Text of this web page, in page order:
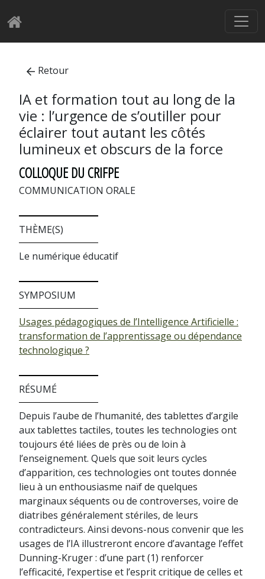
Retour
IA et formation tout au long de la
vie : l’urgence de s’outiller pour
éclairer tout autant les côtés
lumineux et obscurs de la force
COLLOQUE DU CRIFPE
COMMUNICATION ORALE
THÈME(S)
Le numérique éducatif
SYMPOSIUM
Usages pédagogiques de l’Intelligence Artificielle :
transformation de l’apprentissage ou dépendance
technologique ?
RÉSUMÉ
Depuis l’aube de l’humanité, des tablettes d’argile
aux tablettes tactiles, toutes les technologies ont
toujours été liées de près ou de loin à
l’enseignement. Quels que soit leurs cycles
d’apparition, ces technologies ont toutes donnée
lieu à un enthousiasme naïf de quelques
marginaux séquents ou de controverses, voire de
diatribes généralement stériles, de leurs
contradicteurs. Ainsi devons-nous convenir que les
usages de l’IA illustreront encore d’avantage l’effet
Dunning-Kruger : d’une part (1) renforcer
l’efficacité, l’expertise et l’esprit critique de celles et